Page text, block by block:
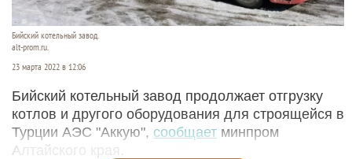
Бийский котельный завод.
alt-prom.ru.
23 марта 2022 в 12:06
Бийский котельный завод продолжает отгрузку
котлов и другого оборудования для строящейся в
Турции АЭС "Аккую", сообщает минпром
Алтайского края.